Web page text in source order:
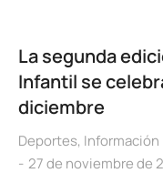
La segunda
Infantil se
diciembre
Deportes, Información
27 de noviembre de